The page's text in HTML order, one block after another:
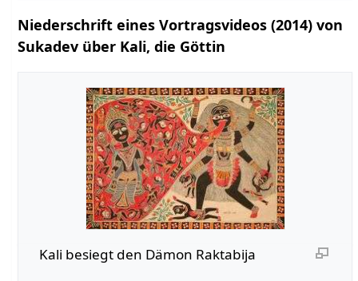
Niederschrift eines Vortragsvideos (2014) von
Sukadev über Kali, die Göttin
Kali besiegt den Dämon Raktabija